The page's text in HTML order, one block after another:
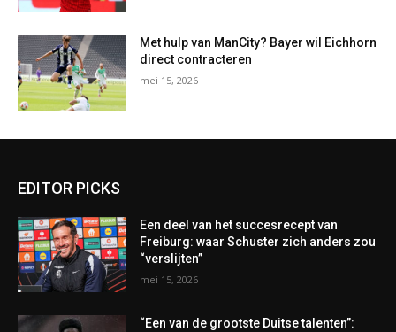
Met hulp van ManCity? Bayer wil Eichhorn
direct contracteren
mei 15, 2026
EDITOR PICKS
Een deel van het succesrecept van
Freiburg: waar Schuster zich anders zou
“verslijten”
mei 15, 2026
“Een van de grootste Duitse talenten”: